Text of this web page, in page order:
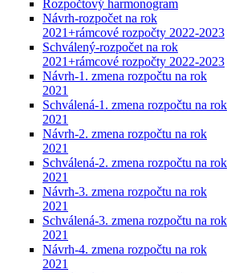
Rozpočtový harmonogram
Návrh-rozpočet na rok
2021+rámcové rozpočty 2022-2023
Schválený-rozpočet na rok
2021+rámcové rozpočty 2022-2023
Návrh-1. zmena rozpočtu na rok
2021
Schválená-1. zmena rozpočtu na rok
2021
Návrh-2. zmena rozpočtu na rok
2021
Schválená-2. zmena rozpočtu na rok
2021
Návrh-3. zmena rozpočtu na rok
2021
Schválená-3. zmena rozpočtu na rok
2021
Návrh-4. zmena rozpočtu na rok
2021